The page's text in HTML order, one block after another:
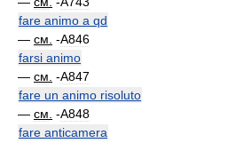
fare animo a qd
— см -A846
farsi animo
— см -A847
fare un animo risoluto
— см -A848
fare anticamera